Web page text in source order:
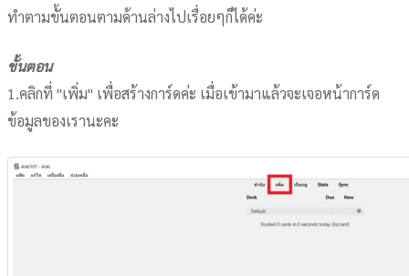
ทำตามขั้นตอนตามด้านล่างไปเรื่อยๆก็ได้ค่ะ
ขั้นตอน
1.คลิกที่ "เพิ่ม" เพื่อสร้างการ์ดค่ะ เมื่อเข้ามาแล้วจะเจอหน้าการ์ด
ข้อมูลของเรานะคะ